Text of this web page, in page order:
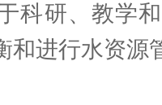
科研、教学
和进行水资源